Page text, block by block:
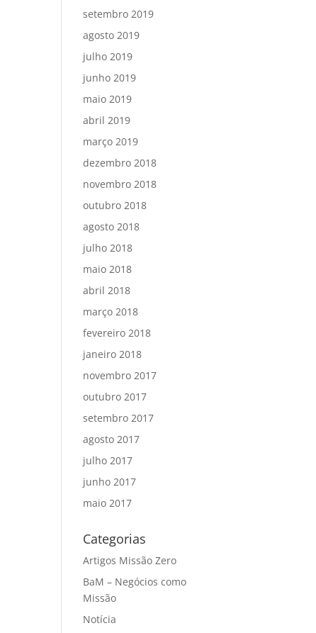
setembro 2019
agosto 2019
julho 2019
junho 2019
maio 2019
abril 2019
março 2019
dezembro 2018
novembro 2018
outubro 2018
agosto 2018
julho 2018
maio 2018
abril 2018
março 2018
fevereiro 2018
janeiro 2018
novembro 2017
outubro 2017
setembro 2017
agosto 2017
julho 2017
junho 2017
maio 2017
Categorias
Artigos Missão Zero
BaM – Negócios como
Missão
Notícia